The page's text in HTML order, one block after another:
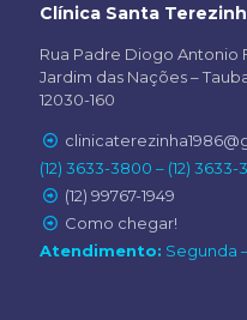
Clínica Santa
Rua Padre Diogo Antonio
Jardim das Nações –
12030-160
(12) 3633-3800 – (12) 3633-
(12) 99767-1949
Como chegar!
Atendimento: Segunda